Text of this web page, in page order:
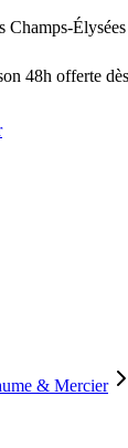
Champs-
48h offerte
& Mercier